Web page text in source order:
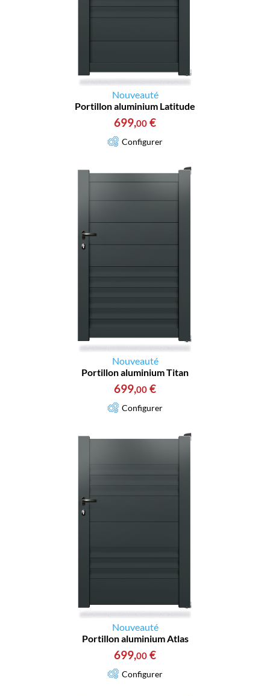
Nouveauté
Portillon aluminium Latitude
699,00 €
Configurer
Nouveauté
Portillon aluminium Titan
699,00 €
Configurer
Nouveauté
Portillon aluminium Atlas
699,00 €
Configurer